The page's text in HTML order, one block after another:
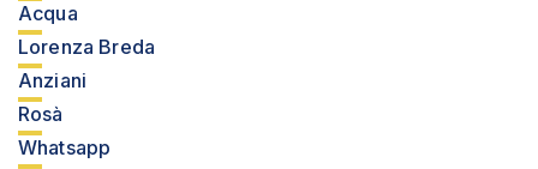
Acqua
Lorenza Breda
Anziani
Rosà
Whatsapp